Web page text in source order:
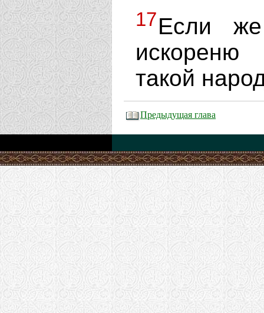
17Если
такой
Предыдущая глава